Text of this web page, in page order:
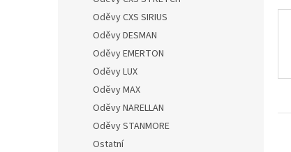
Oděvy CXS SIRIUS
Oděvy DESMAN
Oděvy EMERTON
Oděvy LUX
Oděvy MAX
Oděvy NARELLAN
Oděvy STANMORE
Ostatní